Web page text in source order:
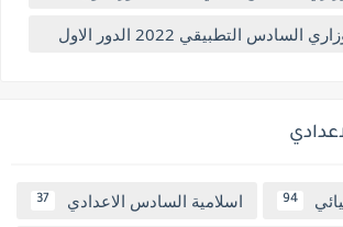
التطبيقي 2022 الدور الاول
94 اسلامية السادس الاعدادي 37